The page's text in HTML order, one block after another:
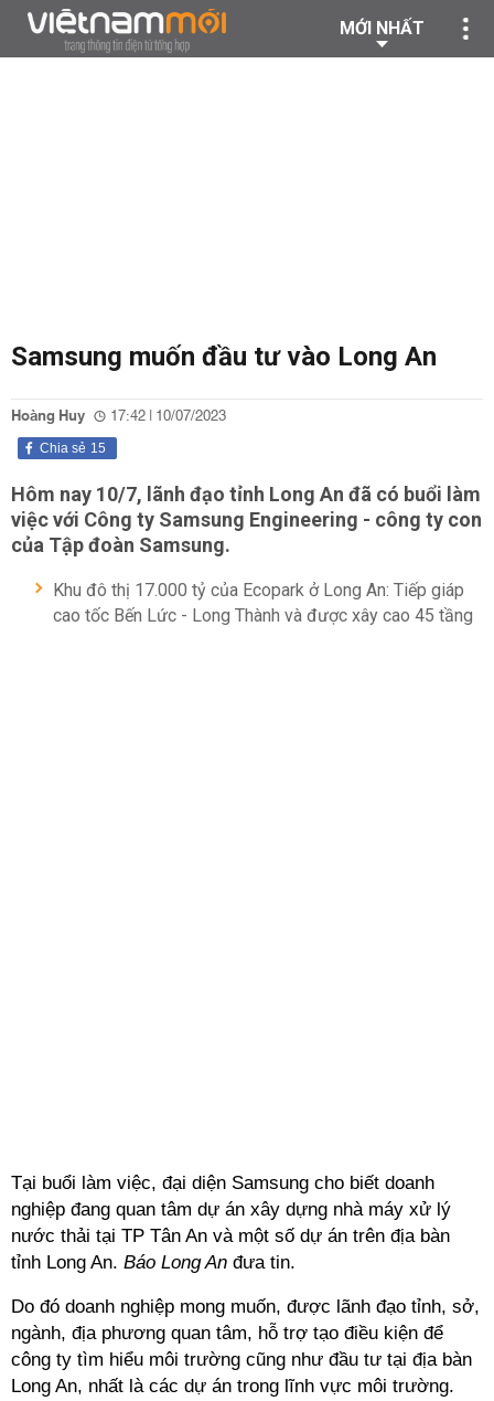
MỚI NHẤT
Samsung muốn đầu tư vào Long An
Hoàng Huy 17:42 | 10/07/2023
15
Chia sẻ
Hôm nay 10/7, lãnh đạo tỉnh Long An đã có buổi làm
việc với Công ty Samsung Engineering - công ty con
của Tập đoàn Samsung.
Khu đô thị 17.000 tỷ của Ecopark ở Long An: Tiếp giáp
cao tốc Bến Lức - Long Thành và được xây cao 45 tầng
Tại buổi làm việc, đại diện Samsung cho biết doanh
nghiệp đang quan tâm dự án xây dựng nhà máy xử lý
nước thải tại TP Tân An và một số dự án trên địa bàn
tỉnh Long An. Báo Long An đưa tin.
Do đó doanh nghiệp mong muốn, được lãnh đạo tỉnh, sở,
ngành, địa phương quan tâm, hỗ trợ tạo điều kiện để
công ty tìm hiểu môi trường cũng như đầu tư tại địa bàn
Long An, nhất là các dự án trong lĩnh vực môi trường.